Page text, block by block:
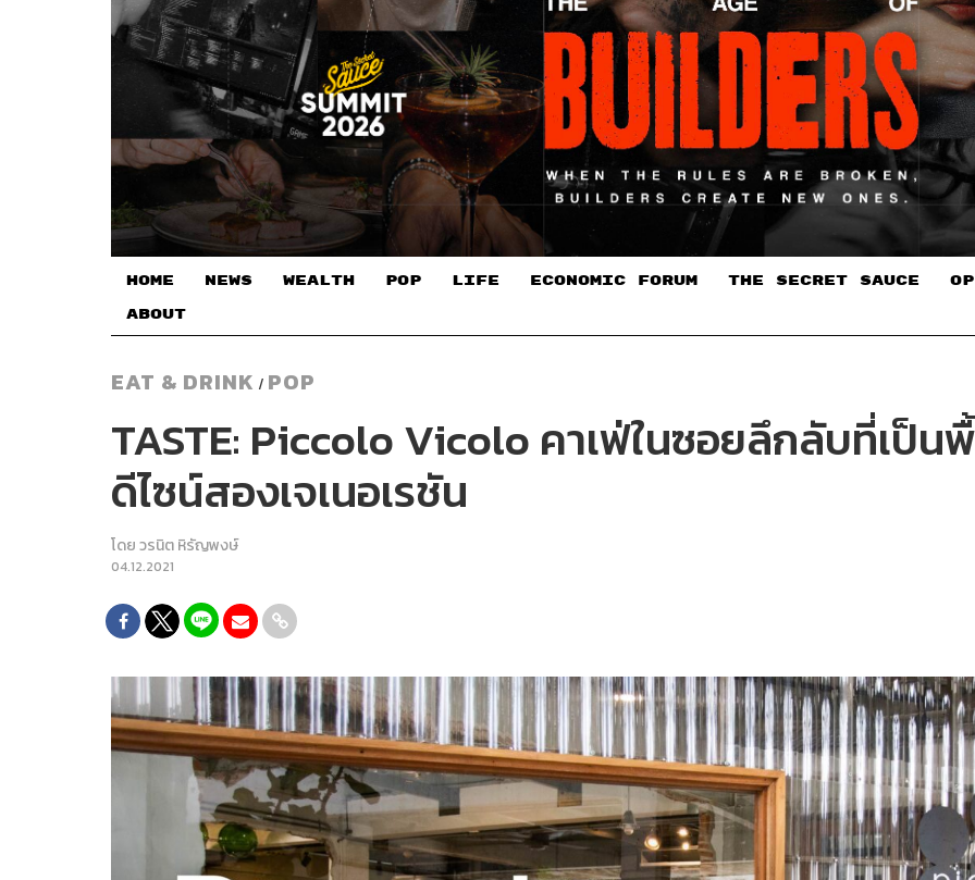
HOME NEWS WEALTH POP LIFE ECONOMIC FORUM THE SECRET SAUCE​
ABOUT
EAT & DRINK / POP
TASTE: Piccolo Vicolo คาเฟ่ในซอยลึกลับที่เป็
ดีไซน์สองเจเนอเรชัน
โดยวรนิต หิรัญพงษ์
04.12.2021